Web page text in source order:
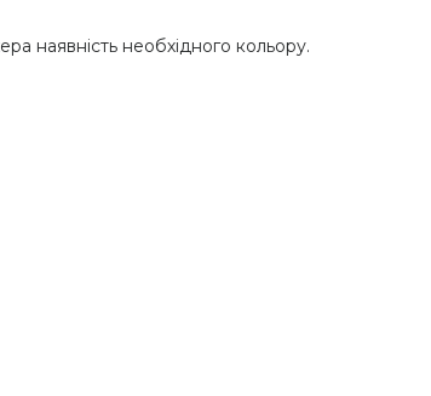
наявність необхідного кольору.